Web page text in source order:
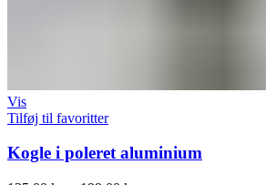
Vis
Tilføj til favoritter
Kogle i poleret aluminium